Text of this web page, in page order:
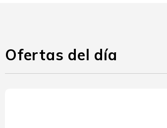
Ofertas del día